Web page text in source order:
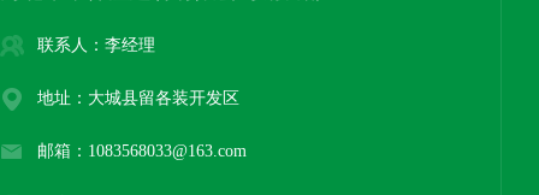
联系人：李经理
地址：大城县留各装开发区
邮箱：1083568033@163.com